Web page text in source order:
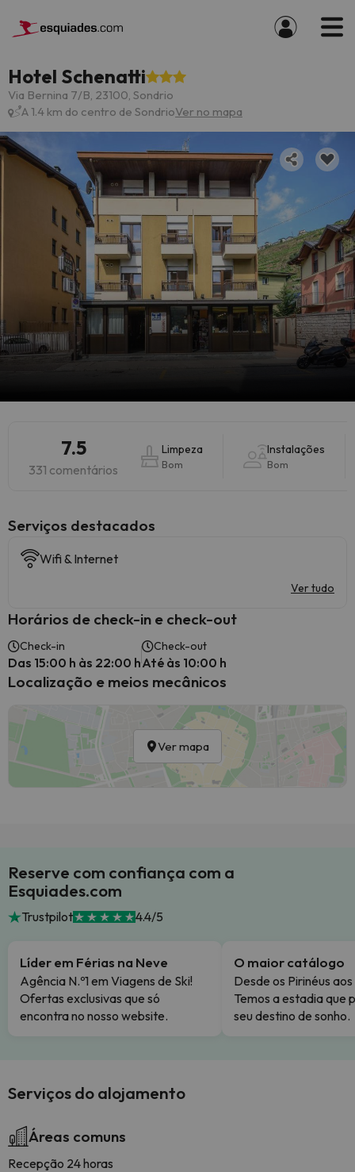
Hotel Schenatti
Via Bernina 7/B, 23100, Sondrio
A 1.4 km do centro de SondrioVer no mapa
7.5
331 comentários
Limpeza
Bom
Instalações
Bom
Serviços destacados
Wifi & Internet
Ver tudo
Horários de check-in e check-out
Check-in
Das 15:00 h às 22:00 h
Check-out
Até às 10:00 h
Localização e meios mecânicos
Ver mapa
Reserve com confiança com a
Esquiades.com
Trustpilot 4.4/5
Líder em Férias na Neve
Agência N.º1 em Viagens de Ski!
Ofertas exclusivas que só
encontra no nosso website.
O maior catálogo
Desde os Pirinéus
Temos a estadia que
seu destino de sonho.
Serviços do alojamento
Áreas comuns
Recepção 24 horas